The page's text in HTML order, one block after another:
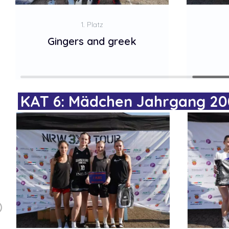
1. Platz
Gingers and greek
KAT 6: Mädchen Jahrgang